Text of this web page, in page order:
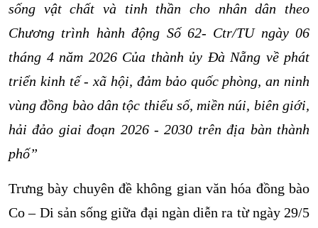
sống vật chất và tinh thần cho nhân dân theo
Chương trình hành động Số 62- Ctr/TU ngày 06
tháng 4 năm 2026 Của thành ủy Đà Nẵng về phát
triển kinh tế - xã hội, đảm bảo quốc phòng, an ninh
vùng đồng bào dân tộc thiểu số, miền núi, biên giới,
hải đảo giai đoạn 2026 - 2030 trên địa bàn thành
phố”
Trưng bày chuyên đề không gian văn hóa đồng bào
Co – Di sản sống giữa đại ngàn diễn ra từ ngày 29/5